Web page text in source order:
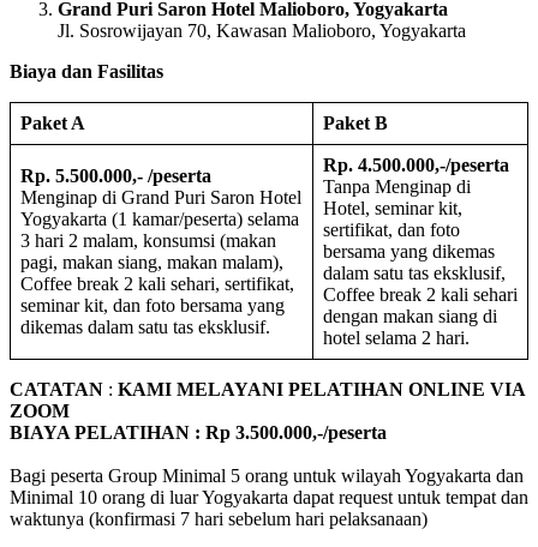
Grand Puri Saron Hotel Malioboro, Yogyakarta
Jl. Sosrowijayan 70, Kawasan Malioboro, Yogyakarta
Biaya dan Fasilitas
Paket A Paket B
Rp. 5.500.000,- /peserta
Menginap di Grand Puri Saron Hotel
Yogyakarta (1 kamar/peserta) selama
3 hari 2 malam, konsumsi (makan
pagi, makan siang, makan malam),
Coffee break 2 kali sehari, sertifikat,
seminar kit, dan foto bersama yang
dikemas dalam satu tas eksklusif.
Rp. 4.500.000,-/peserta
Tanpa Menginap di
Hotel, seminar kit,
sertifikat, dan foto
bersama yang dikemas
dalam satu tas eksklusif,
Coffee break 2 kali sehari
dengan makan siang di
hotel selama 2 hari.
CATATAN : KAMI MELAYANI PELATIHAN ONLINE VIA
ZOOM
BIAYA PELATIHAN : Rp 3.500.000,-/peserta
Bagi peserta Group Minimal 5 orang untuk wilayah Yogyakarta dan
Minimal 10 orang di luar Yogyakarta dapat request untuk tempat dan
waktunya (konfirmasi 7 hari sebelum hari pelaksanaan)